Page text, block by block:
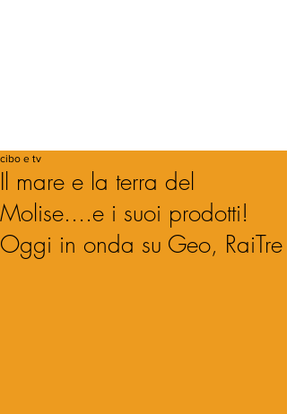
Il mare e la terra del
Molise....e i suoi prodotti!
Oggi in onda su Geo, RaiTre
cibo e tv